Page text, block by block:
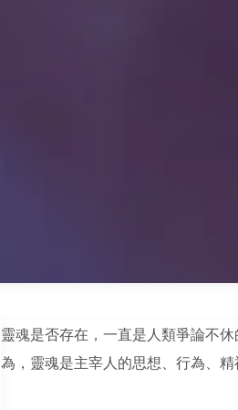
靈魂是否存在，一直是人類爭論不
為，靈魂是主宰人的思想、行為、